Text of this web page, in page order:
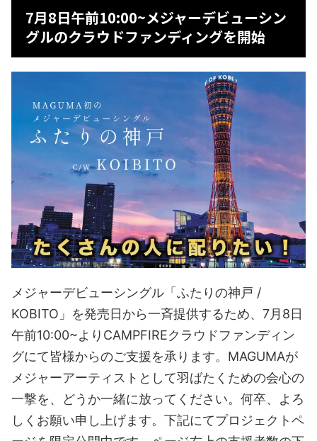
7月8日午前10:00~メジャーデビューシン
グルのクラウドファンディングを開始
メジャーデビューシングル「ふたりの神戸 /
KOBITO」を発売日から一斉提供するため、7月8日
午前10:00~よりCAMPFIREクラウドファンディン
グにて皆様からのご支援を承ります。MAGUMAが
メジャーアーティストとして羽ばたくための会心の
一撃を、どうか一緒に放ってください。何卒、よろ
しくお願い申し上げます。下記にてプロジェクトペ